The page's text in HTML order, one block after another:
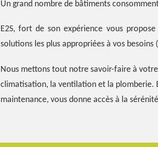
Un grand nombre de bâtiments
E2S, fort de son expérience vous
solutions les plus appropriées à vos
Nous mettons tout notre savoir-faire à
climatisation, la ventilation et la plomberie.
maintenance, vous donne accès à la